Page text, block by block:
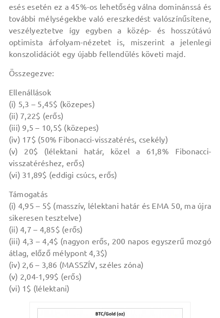
esés esetén ez a 45%-os lehetőség válna dominánssá és
további mélységekbe való ereszkedést valószínűsítene,
veszélyeztetve így egyben a közép- és hosszútávú
optimista árfolyam-nézetet is, miszerint a jelenlegi
konszolidációt egy újabb fellendülés követi majd.
Összegezve:
Ellenállások
(i) 5,3 – 5,45$ (közepes)
(ii) 7,22$ (erős)
(iii) 9,5 – 10,5$ (közepes)
(iv) 17$ (50% Fibonacci-visszatérés, csekély)
(v) 20$ (lélektani határ, közel a 61,8% Fibonacci-
visszatéréshez, erős)
(vi) 31,89$ (eddigi csúcs, erős)
Támogatás
(i) 4,95 – 5$ (masszív, lélektani határ és EMA 50, ma újra
sikeresen tesztelve)
(ii) 4,7 – 4,85$ (erős)
(iii) 4,3 – 4,4$ (nagyon erős, 200 napos egyszerű mozgó
átlag, előző mélypont 4,3$)
(iv) 2,6 – 3,86 (MASSZÍV, széles zóna)
(v) 2,04-1,99$ (erős)
(vi) 1$ (lélektani)